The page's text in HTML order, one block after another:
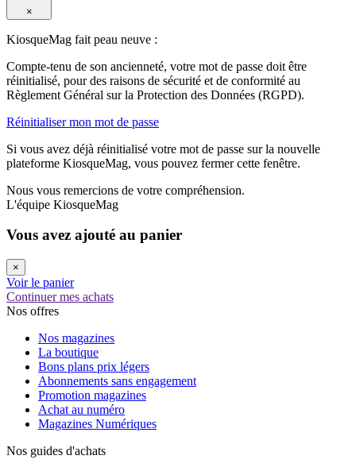
×
KiosqueMag fait peau neuve :
Compte-tenu de son ancienneté, votre mot de passe doit être
réinitialisé, pour des raisons de sécurité et de conformité au
Règlement Général sur la Protection des Données (RGPD).
Réinitialiser mon mot de passe
Si vous avez déjà réinitialisé votre mot de passe sur la nouvelle
plateforme KiosqueMag, vous pouvez fermer cette fenêtre.
Nous vous remercions de votre compréhension.
L'équipe KiosqueMag
Vous avez ajouté au panier
×
Voir le panier
Continuer mes achats
Nos offres
Nos magazines
La boutique
Bons plans prix légers
Abonnements sans engagement
Promotion magazines
Achat au numéro
Magazines Numériques
Nos guides d'achats